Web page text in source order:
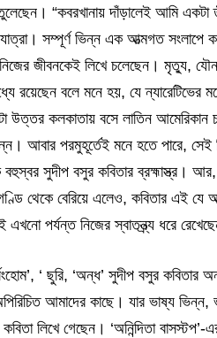
“কবরখানায় দাঁড়ালেই আমি
সম্পূর্ণ ভিন্ন এক আত্মগত সংলাপে
নিজের জীবনকেই লিখে চলেছেন। মৃত্যু,
রয়েছেন বলে মনে হয়, যে ন্যারেটিভের
কলকাতায় বসে লাতিন আমেরিকান
আবার পরমুহূর্তেই মনে হতে পারে,
বহুস্বর সুদীপ বসুর কবিতার ব্রহ্মাস্ত্র।
গণ্ডি থেকে বেরিয়ে এলেও, কবিতার এই
পর্যন্ত নিজের স্বাতন্ত্র্য ধরে
‘ ছুরি, ‘অন্ধ’ সুদীপ বসুর
আমাদের কাছে। যার ভাষ্য
লিখে গেছেন। ‘অনিন্দিতা বাসস্টপ’-